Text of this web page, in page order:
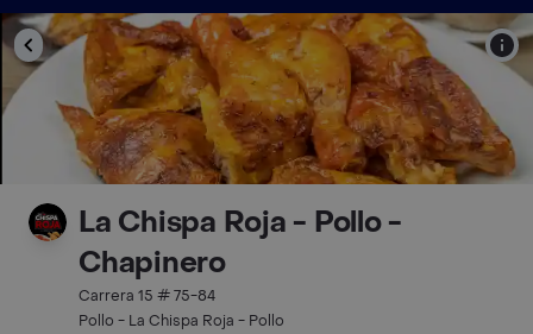
La Chispa Roja - Pollo -
Chapinero
Carrera 15 # 75-84
Pollo - La Chispa Roja - Pollo